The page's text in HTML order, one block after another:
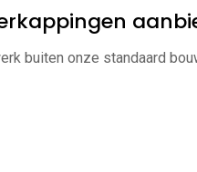
buiten onze standaard